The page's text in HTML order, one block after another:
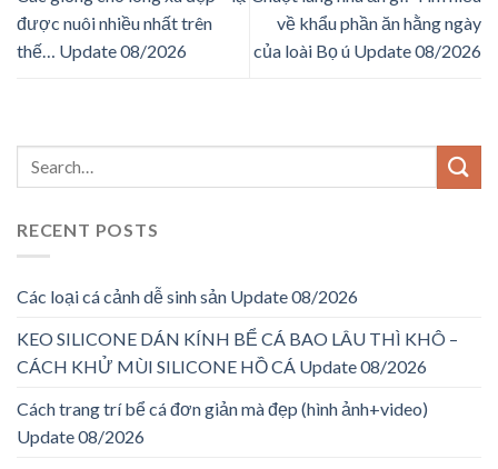
được nuôi nhiều nhất trên
thế… Update 08/2026
về khẩu phần ăn hằng ngày
của loài Bọ ú Update 08/2026
RECENT POSTS
Các loại cá cảnh dễ sinh sản Update 08/2026
KEO SILICONE DÁN KÍNH BỂ CÁ BAO LÂU THÌ KHÔ –
CÁCH KHỬ MÙI SILICONE HỒ CÁ Update 08/2026
Cách trang trí bể cá đơn giản mà đẹp (hình ảnh+video)
Update 08/2026